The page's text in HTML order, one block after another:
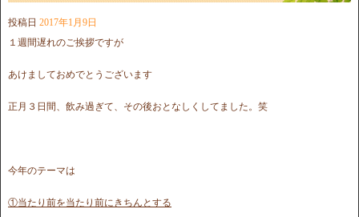
投稿日 2017年1月9日
１週間遅れのご挨拶ですが
あけましておめでとうございます
正月３日間、飲み過ぎて、その後おとなしくしてました。笑
今年のテーマは
①当たり前を当たり前にきちんとする